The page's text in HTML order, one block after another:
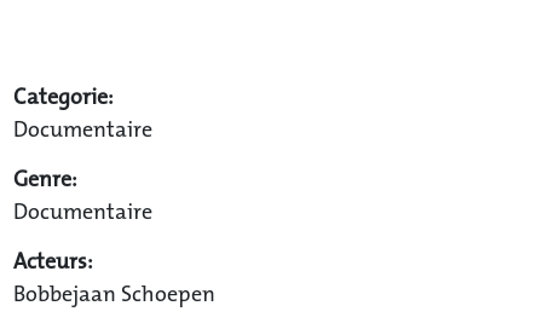
Categorie:
Documentaire
Genre:
Documentaire
Acteurs:
Bobbejaan Schoepen